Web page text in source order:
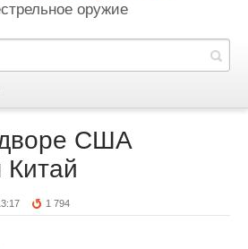
оружие
США
Китай
1 794